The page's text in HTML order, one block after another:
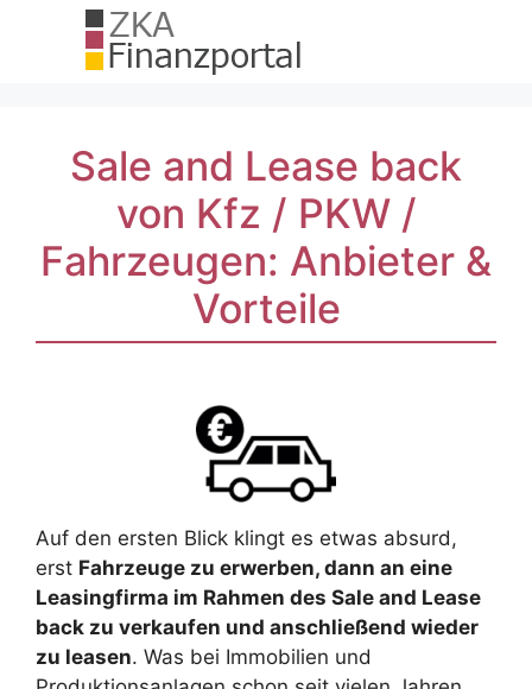
Sale and Lease back
von Kfz / PKW /
Fahrzeugen: Anbieter &
Vorteile
Auf den ersten Blick klingt es etwas absurd,
erst Fahrzeuge zu erwerben, dann an eine
Leasingfirma im Rahmen des Sale and Lease
back zu verkaufen und anschließend wieder
zu leasen. Was bei Immobilien und